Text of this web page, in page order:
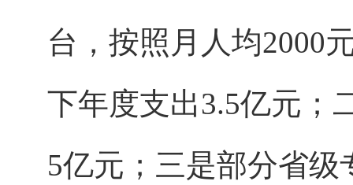
台，按照月人均2000
下年度支出3.5亿元；
5亿元；三是部分省